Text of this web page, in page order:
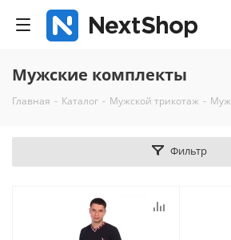
Мужские комплекты
Главная - Каталог - Мужской трикотаж -
Фильтр